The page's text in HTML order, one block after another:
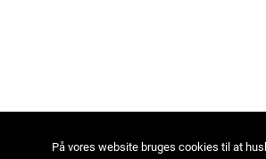
På vores website bruges cookies til at